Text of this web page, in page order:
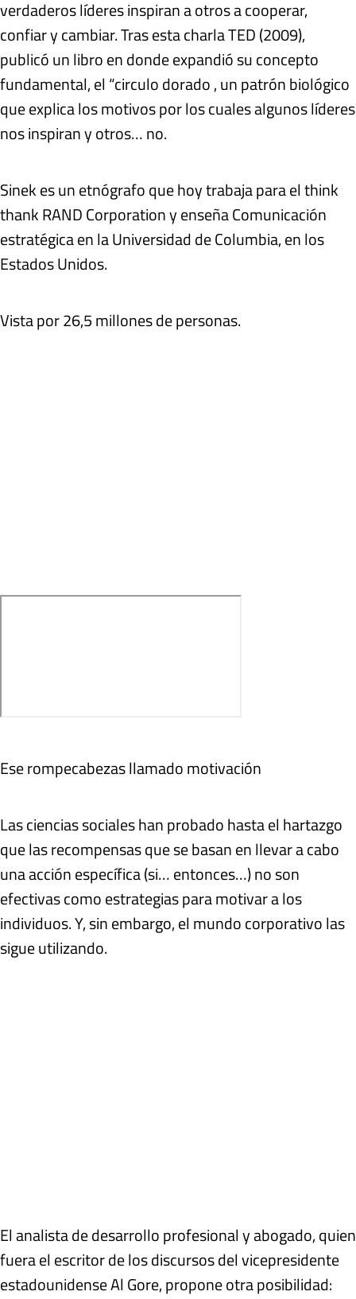
verdaderos líderes inspiran a otros a cooperar,
confiar y cambiar. Tras esta charla TED (2009),
publicó un libro en donde expandió su concepto
fundamental, el “circulo dorado , un patrón biológico
que explica los motivos por los cuales algunos líderes
nos inspiran y otros… no.
Sinek es un etnógrafo que hoy trabaja para el think
thank RAND Corporation y enseña Comunicación
estratégica en la Universidad de Columbia, en los
Estados Unidos.
Vista por 26,5 millones de personas.
Ese rompecabezas llamado motivación
Las ciencias sociales han probado hasta el hartazgo
que las recompensas que se basan en llevar a cabo
una acción específica (si… entonces…) no son
efectivas como estrategias para motivar a los
individuos. Y, sin embargo, el mundo corporativo las
sigue utilizando.
El analista de desarrollo profesional y abogado, quien
fuera el escritor de los discursos del vicepresidente
estadounidense Al Gore, propone otra posibilidad: